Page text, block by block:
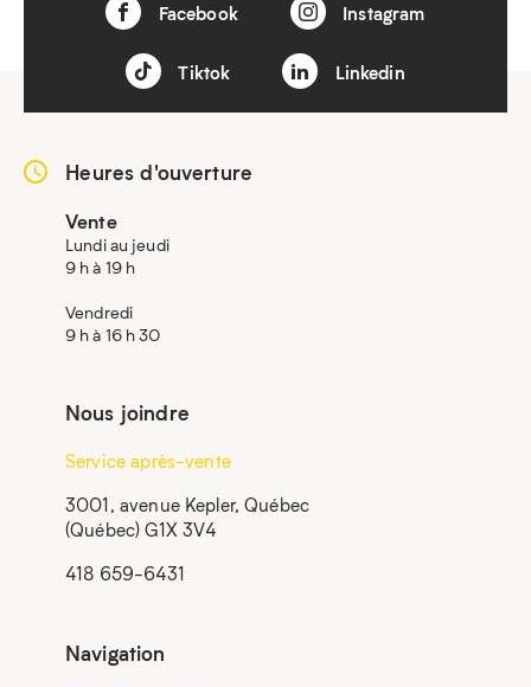
Facebook Instagram
Tiktok Linkedin
Heures d'ouverture
Vente
Lundi au jeudi
9 h à 19 h
Vendredi
9 h à 16 h 30
Nous joindre
Service après-vente
3001, avenue Kepler, Québec
(Québec) G1X 3V4
418 659-6431
Navigation